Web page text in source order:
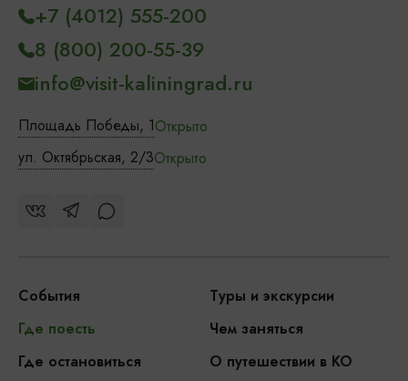
Площадь Победы, 1Открыто
ул. Октябрьская, 2/3Открыто
+7 (4012) 555-200
8 (800) 200-55-39
info@visit-kaliningrad.ru
События
Туры и экскурсии
Где поесть
Чем заняться
Где остановиться
О путешествии в КО